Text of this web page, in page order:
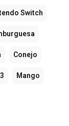
Switch
Conejo
Mango